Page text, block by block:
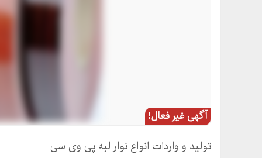
آگهی غیر فعال!
تولید و واردات انواع نوار لبه پی وی سی